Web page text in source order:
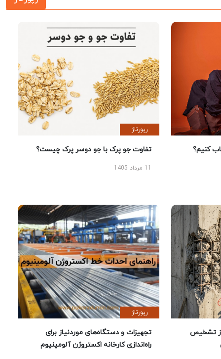
کنیم؟
رپورتاژ
تفاوت جو پرک با جو دوسر پرک چیست؟
تشخیص
رپورتاژ
تجهیزات و دستگاه‌های موردنیاز برای
راه‌اندازی کارخانه اکستروژن آلومینیوم